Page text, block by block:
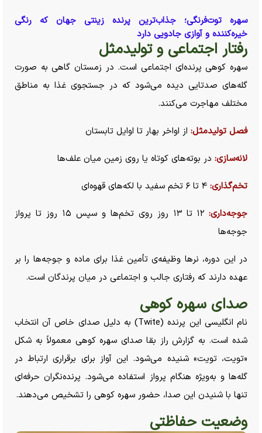
سهره توت‌فرنگی؛ جذاب‌ترین پرنده زینتی جهان که رنگی
خیره‌کننده و آوازی جادویی دارد
رفتار اجتماعی و تولیدمثل
سهره کوهی پرنده‌ای اجتماعی است. در زمستان گاهی به صورت
گله‌های صدتایی دیده می‌شود که در جستجوی غذا به مناطق
مختلف مهاجرت می‌کنند.
فصل تولیدمثل: از اواخر بهار تا اوایل تابستان
لانه‌سازی: در بوته‌های کوتاه یا روی زمین میان علف‌ها
تخم‌گذاری: ۴ تا ۶ تخم سفید با لکه‌های قهوه‌ای
جوجه‌داری:
۱۲ تا ۱۳ روز روی تخم‌ها و سپس ۱۵ روز تا پرواز
جوجه‌ها
در این دوره، نر‌ها وظیفه‌ی تأمین غذا برای ماده و جوجه‌ها را بر
عهده دارند که رفتاری جالب و اجتماعی در میان پرندگان است.
صدای سهره کوهی
نام انگلیسی این پرنده (Twite) به دلیل صدای خاص آن انتخاب
شده است. به گزارش راز بقا صدای سهره کوهی معمولاً به شکل
«تویت، تویت» شنیده می‌شود. این آواز برای برقراری ارتباط در
گله‌ها و به‌ویژه هنگام پرواز استفاده می‌شود. پرنده‌نگران حرفه‌ای
تنها با شنیدن این صدا، حضور سهره کوهی را تشخیص می‌دهند.
وضعیت حفاظتی